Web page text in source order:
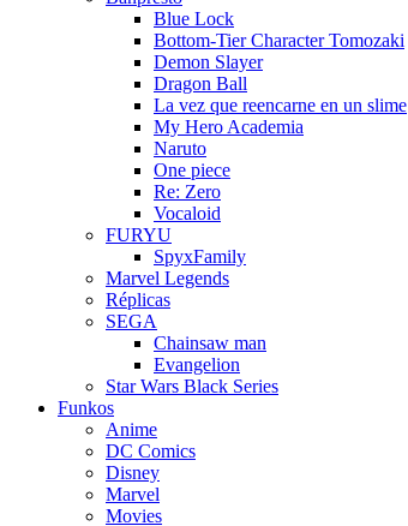
Blue Lock
Bottom-Tier Character Tomozaki
Demon Slayer
Dragon Ball
La vez que reencarne en un slime
My Hero Academia
Naruto
One piece
Re: Zero
Vocaloid
FURYU
SpyxFamily
Marvel Legends
Réplicas
SEGA
Chainsaw man
Evangelion
Star Wars Black Series
Funkos
Anime
DC Comics
Disney
Marvel
Movies